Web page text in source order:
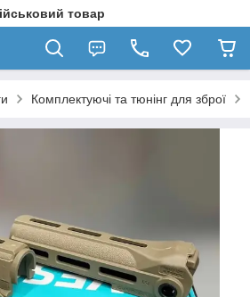
товар
Комплектуючі та тюнінг для зброї